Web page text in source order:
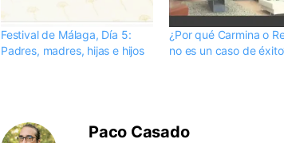
Festival de Málaga, Día 5:
Padres, madres, hijas e hijos
¿Por qué Carmina o
no es un caso de
Paco Casado